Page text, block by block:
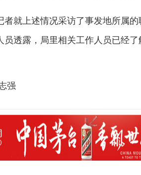
者就上述情况采访了事发地所属
员透露，局里相关工作人员已经
强